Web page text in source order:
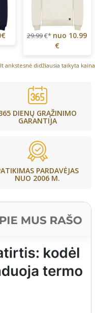
29.99€* nuo 10.99
€
ankstesnė didžiausia taikyta kaina
DIENŲ GRĄŽINIMO
GARANTIJA
PARDAVĖJAS
NUO 2006 M.